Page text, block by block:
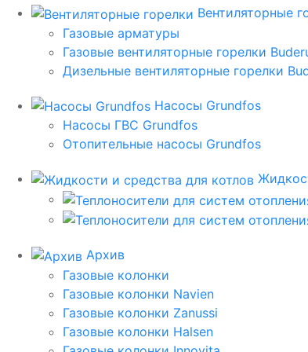
Вентиляторные
Газовые арматуры
Газовые вентиляторные горелки
Дизельные вентиляторные горелки
Насосы Grundfos
Насосы ГВС Grundfos
Отопительные насосы Grundfos
Архив
Газовые колонки
Газовые колонки Navien
Газовые колонки Zanussi
Газовые колонки Halsen